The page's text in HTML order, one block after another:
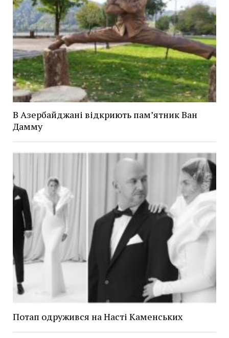
В Азербайджані відкриють пам’ятник Ван
Дамму
Потап одружився на Насті Каменських